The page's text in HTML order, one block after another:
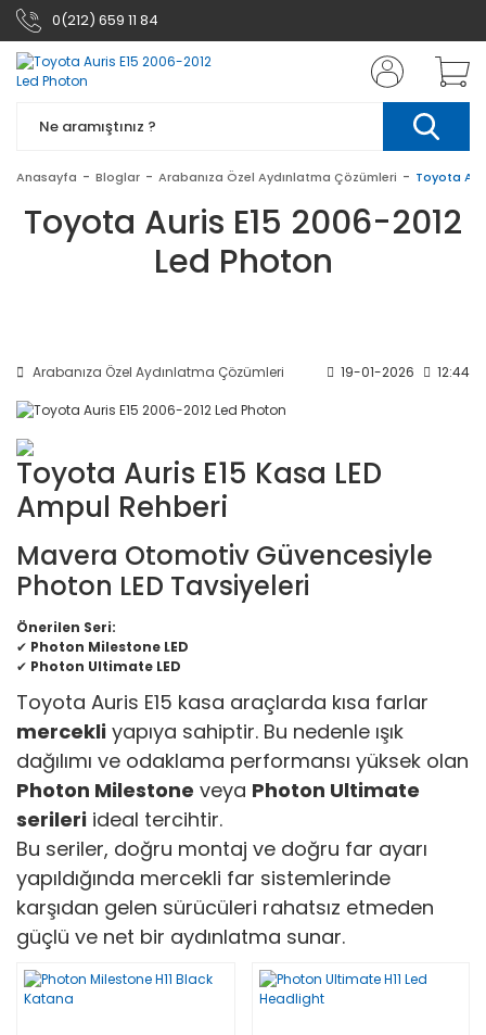
0(212) 659 11 84
Anasayfa Bloglar Arabanıza Özel Aydınlatma Çözümleri Toyota
Toyota Auris E15 2006-2012
Led Photon
Arabanıza Özel Aydınlatma Çözümleri 19-01-2026 12:44
Toyota Auris E15 Kasa LED
Ampul Rehberi
Mavera Otomotiv Güvencesiyle
Photon LED Tavsiyeleri
Önerilen Seri:
✔ Photon Milestone LED
✔ Photon Ultimate LED
Toyota Auris E15 kasa araçlarda kısa farlar
mercekli yapıya sahiptir. Bu nedenle ışık
dağılımı ve odaklama performansı yüksek olan
Photon Milestone veya Photon Ultimate
serileri ideal tercihtir.
Bu seriler, doğru montaj ve doğru far ayarı
yapıldığında mercekli far sistemlerinde
karşıdan gelen sürücüleri rahatsız etmeden
güçlü ve net bir aydınlatma sunar.